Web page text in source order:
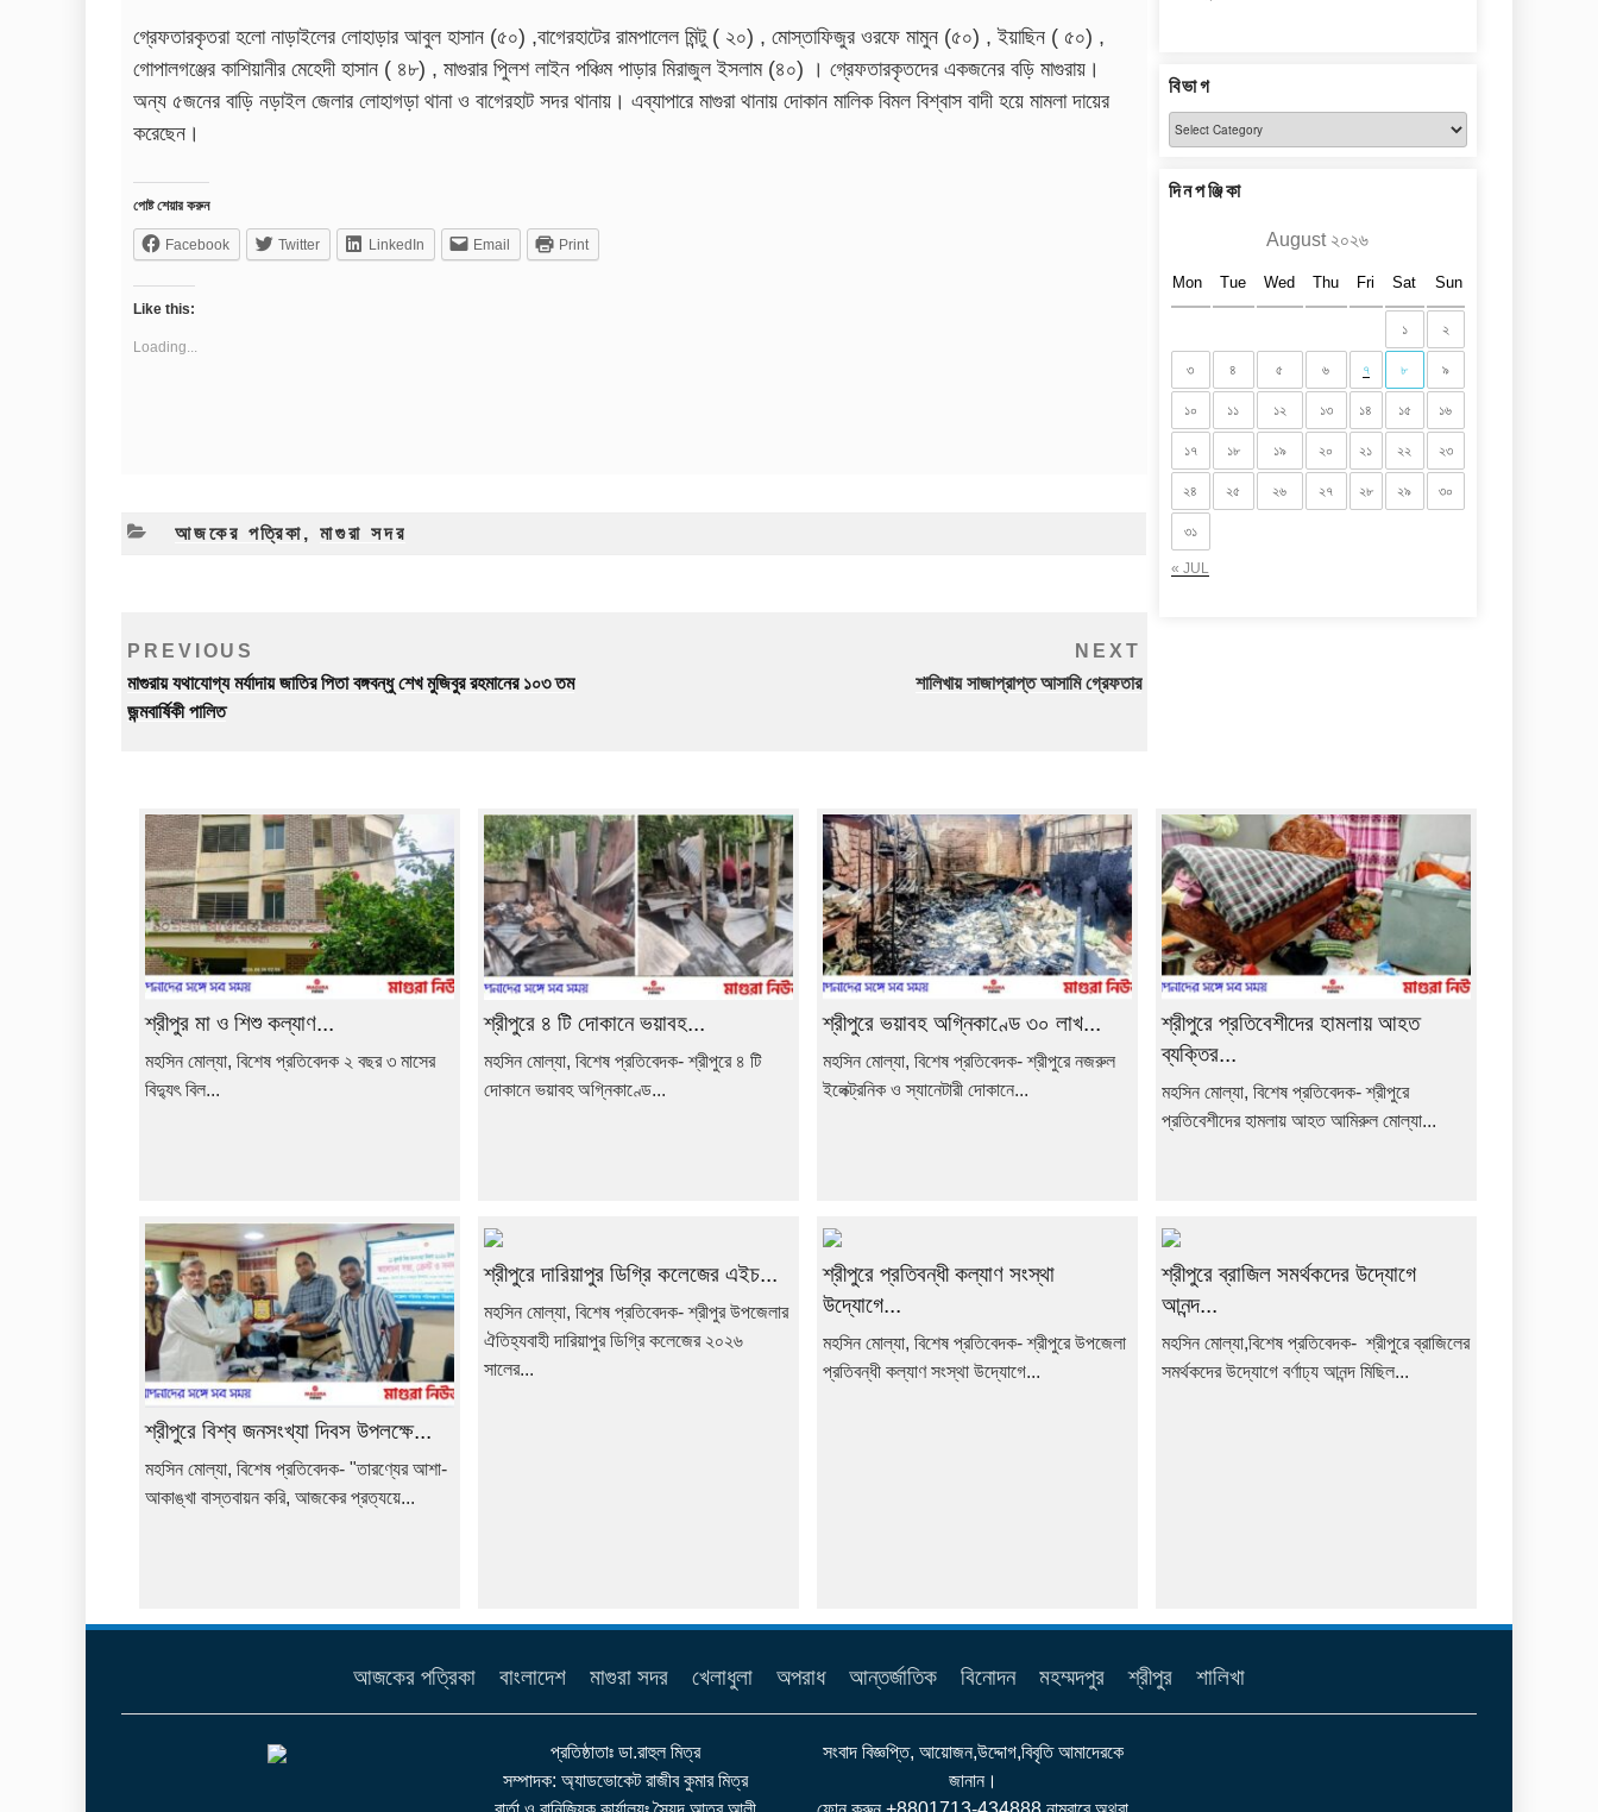
গ্রেফতারকৃতরা হলো নাড়াইলের লোহাড়ার আবুল হাসান (৫০) ,বাগেরহাটের রামপালেল মিন্টু ( ২০) , মোস্তাফিজুর ওরফে মামুন (৫০) , ইয়াছিন ( ৫০) ,
গোপালগঞ্জের কাশিয়ানীর মেহেদী হাসান ( ৪৮) , মাগুরার পুিলশ লাইন পঞ্চিম পাড়ার মিরাজুল ইসলাম (৪০) । গ্রেফতারকৃতদের একজনের বড়ি মাগুরায়।
অন্য ৫জনের বাড়ি নড়াইল জেলার লোহাগড়া থানা ও বাগেরহাট সদর থানায়। এব্যাপারে মাগুরা থানায় দোকান মালিক বিমল বিশ্বাস বাদী হয়ে মামলা দায়ের
করেছেন।
পোষ্ট শেয়ার করুন
Facebook Twitter LinkedIn Email Print
Like this:
Loading...
CATEGORIES
আজকের পত্রিকা,মাগুরা সদর
Post
navigation
Previous
Post
PREVIOUS
মাগুরায় যথাযোগ্য মর্যাদায় জাতির পিতা বঙ্গবন্ধু শেখ মুজিবুর রহমানের ১০৩ তম
জন্মবার্ষিকী পালিত
Post
NEXT
শালিখায় সাজাপ্রাপ্ত আসামি গ্রেফতার
বিভাগ
বিভাগ
দিনপঞ্জিকা
August ২০২৬
Mon Tue Wed Thu Fri Sat Sun
« JUL
১ ২
৩ ৪ ৫ ৬ ৭ ৮ ৯
১০ ১১ ১২ ১৩ ১৪ ১৫ ১৬
১৭ ১৮ ১৯ ২০ ২১ ২২ ২৩
২৪ ২৫ ২৬ ২৭ ২৮ ২৯ ৩০
৩১
শ্রীপুর মা ও শিশু কল্যাণ...
মহসিন মোল্যা, বিশেষ প্রতিবেদক ২ বছর ৩ মাসের
বিদ্যুৎ বিল...
শ্রীপুরে ৪ টি দোকানে ভয়াবহ...
মহসিন মোল্যা, বিশেষ প্রতিবেদক- শ্রীপুরে ৪ টি
দোকানে ভয়াবহ অগ্নিকাণ্ডে...
শ্রীপুরে ভয়াবহ অগ্নিকাণ্ডে ৩০ লাখ...
মহসিন মোল্যা, বিশেষ প্রতিবেদক- শ্রীপুরে নজরুল
ইলেক্ট্রনিক ও স্যানেটারী দোকানে...
শ্রীপুরে প্রতিবেশীদের হামলায় আহত
ব্যক্তির...
মহসিন মোল্যা, বিশেষ প্রতিবেদক- শ্রীপুরে
প্রতিবেশীদের হামলায় আহত আমিরুল মোল্যা...
শ্রীপুরে বিশ্ব জনসংখ্যা দিবস উপলক্ষে...
মহসিন মোল্যা, বিশেষ প্রতিবেদক- "তারণ্যের আশা-
আকাঙ্খা বাস্তবায়ন করি, আজকের প্রত্যয়ে...
শ্রীপুরে দারিয়াপুর ডিগ্রি কলেজের এইচ...
মহসিন মোল্যা, বিশেষ প্রতিবেদক- শ্রীপুর উপজেলার
ঐতিহ্যবাহী দারিয়াপুর ডিগ্রি কলেজের ২০২৬
সালের...
শ্রীপুরে প্রতিবন্ধী কল্যাণ সংস্থা
উদ্যোগে...
মহসিন মোল্যা, বিশেষ প্রতিবেদক- শ্রীপুরে উপজেলা
প্রতিবন্ধী কল্যাণ সংস্থা উদ্যোগে...
শ্রীপুরে ব্রাজিল সমর্থকদের উদ্যোগে
আনন্দ...
মহসিন মোল্যা,বিশেষ প্রতিবেদক- শ্রীপুরে ব্রাজিলের
সমর্থকদের উদ্যোগে বর্ণাঢ্য আনন্দ মিছিল...
আজকের পত্রিকা বাংলাদেশ মাগুরা সদর খেলাধুলা অপরাধ আন্তর্জাতিক বিনোদন মহম্মদপুর শ্রীপুর শালিখা
প্রতিষ্ঠাতাঃ ডা.রাহুল মিত্র
সম্পাদক: অ্যাডভোকেট রাজীব কুমার মিত্র
সংবাদ বিজ্ঞপ্তি, আয়োজন,উদ্দোগ,বিবৃতি আমাদেরকে
জানান।